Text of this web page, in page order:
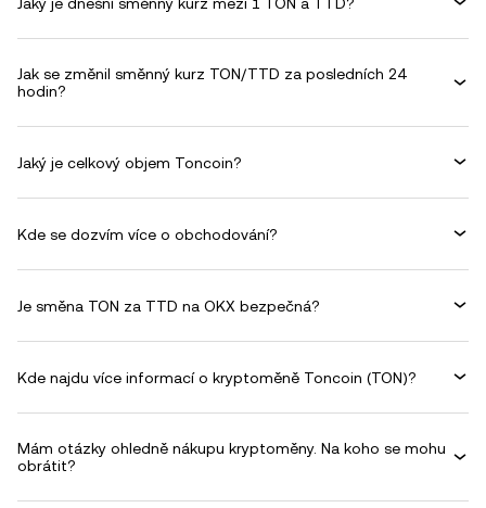
Jak se změnil směnný kurz TON/TTD za posledních 24
hodin?
Jaký je celkový objem Toncoin?
Kde se dozvím více o obchodování?
Je směna TON za TTD na OKX bezpečná?
Kde najdu více informací o kryptoměně Toncoin (TON)?
Mám otázky ohledně nákupu kryptoměny. Na koho se mohu
obrátit?